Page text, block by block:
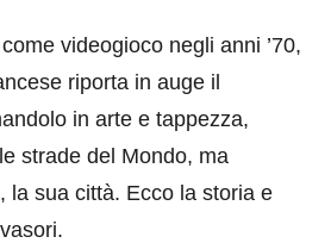
videogioco negli anni ’70,
riporta in auge il
in arte e tappezza,
strade del Mondo, ma
la sua città. Ecco la storia e